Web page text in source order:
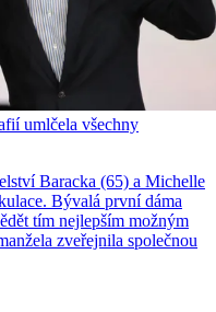
umlčela všechny
Baracka (65) a Michelle
Bývalá první dáma
tím nejlepším možným
zveřejnila společnou